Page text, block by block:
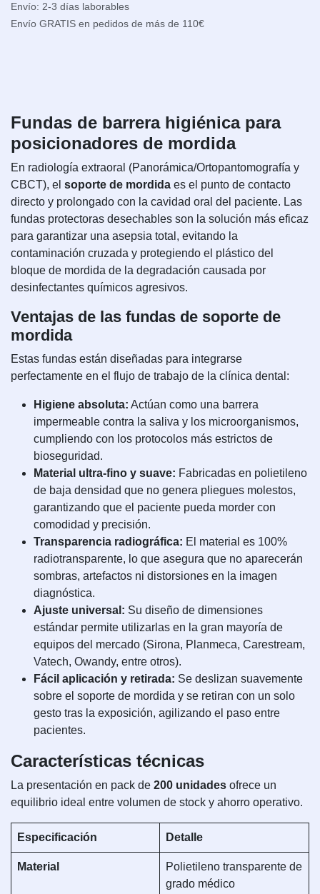
Envío: 2-3 días laborables
Envío GRATIS en pedidos de más de 110€
Fundas de barrera higiénica para
posicionadores de mordida
En radiología extraoral (Panorámica/Ortopantomografía y
CBCT), el soporte de mordida es el punto de contacto
directo y prolongado con la cavidad oral del paciente. Las
fundas protectoras desechables son la solución más eficaz
para garantizar una asepsia total, evitando la
contaminación cruzada y protegiendo el plástico del
bloque de mordida de la degradación causada por
desinfectantes químicos agresivos.
Ventajas de las fundas de soporte de
mordida
Estas fundas están diseñadas para integrarse
perfectamente en el flujo de trabajo de la clínica dental:
Higiene absoluta: Actúan como una barrera
impermeable contra la saliva y los microorganismos,
cumpliendo con los protocolos más estrictos de
bioseguridad.
Material ultra-fino y suave: Fabricadas en polietileno
de baja densidad que no genera pliegues molestos,
garantizando que el paciente pueda morder con
comodidad y precisión.
Transparencia radiográfica: El material es 100%
radiotransparente, lo que asegura que no aparecerán
sombras, artefactos ni distorsiones en la imagen
diagnóstica.
Ajuste universal: Su diseño de dimensiones
estándar permite utilizarlas en la gran mayoría de
equipos del mercado (Sirona, Planmeca, Carestream,
Vatech, Owandy, entre otros).
Fácil aplicación y retirada: Se deslizan suavemente
sobre el soporte de mordida y se retiran con un solo
gesto tras la exposición, agilizando el paso entre
pacientes.
Características técnicas
La presentación en pack de 200 unidades ofrece un
equilibrio ideal entre volumen de stock y ahorro operativo.
Especificación Detalle
Material
Polietileno transparente de
grado médico